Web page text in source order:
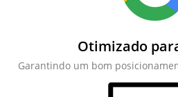
Otimizado
Garantindo um bom